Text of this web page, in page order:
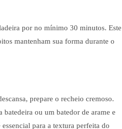
por no mínimo 30 minutos. Este
mantenham sua forma durante o
prepare o recheio cremoso.
ou um batedor de arame e
essencial para a textura perfeita do